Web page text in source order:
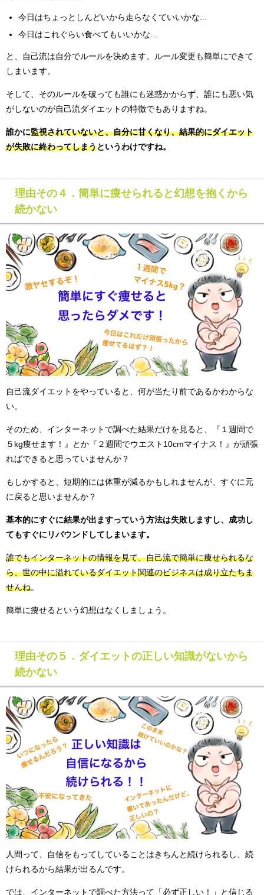
今日はちょっとしんどいから走らなくていいかな...
今日はこれぐらい食べてもいいかな...
と、自己流は自分でルールを決めます。ルール変更も簡単にできて
しまいます。
そして、そのルールを破っても誰にも迷惑かからず、誰にも悪い気
がしないのが自己流ダイエットの特徴でもありますね。
誰かに監視されていないと、自分に甘くなり、結果的にダイエット
が失敗に終わってしまうというわけですね。
理由その４．簡単に痩せられると幻想を抱くから
続かない
自己流ダイエットをやっていると、何が当たり前であるかわからな
い。
そのため、インターネットで調べた結果だけを見ると、『１週間で
５kg痩せます！』とか『２週間でウエスト10cmマイナス！』が頑張
ればできると思っていませんか？
もしかすると、短期的には体重が減るかもしれませんが、すぐに元
に戻ると思いませんか？
基本的にすぐに結果が出ますっていう方法は失敗しますし、成功し
てもすぐにリバウンドしてしまいます。
誰でもインターネットの情報を見て、自己流で簡単に痩せられるな
ら、世の中に溢れているダイエット関連のビジネスは成り立たちま
せんね
簡単に痩せるという幻想はなくしましょう。
理由その５．ダイエットの正しい知識がないから
続かない
人間って、自信をもってしていることはきちんと続けられるし、続
けられるから結果が出るんです。
では、インターネットで調べた方法って「必ず正しい！」と信じる